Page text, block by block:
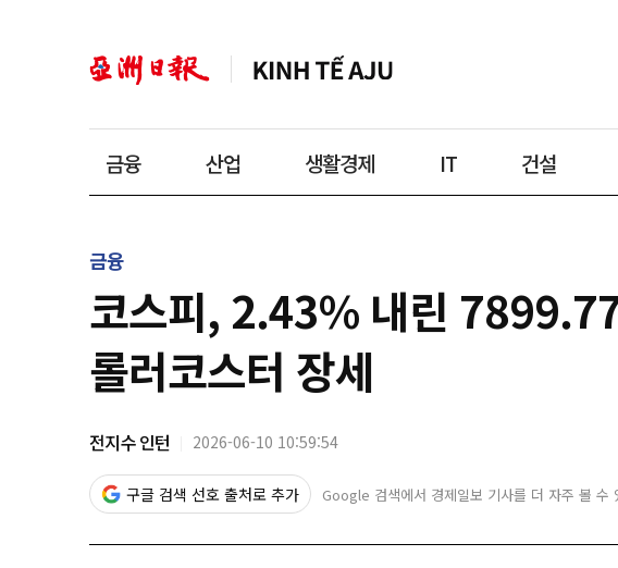
금융 산업 생활경제 IT 건설
금융
코스피, 2.43% 내린
롤러코스터 장세
전지수 인턴 2026-06-10 10:59:54
구글 검색 선호 출처로 추가 Google 검색에서 경제일보 기사를 더 자주 볼 수